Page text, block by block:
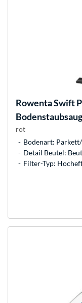
RowentaSwift
rot
Bodenart:
Detail Beutel:
Filter-Typ: